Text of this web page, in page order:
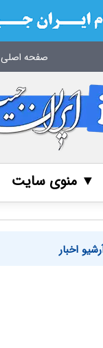
صفحه اصلی
▼ منوی سایت
اخبار